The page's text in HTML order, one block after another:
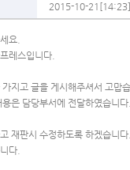
2015-10-21[14:23]
요.
레스입니다.
가지고 글을 게시해주셔서 고맙
용은 담당부서에 전달하였습니
재판시 수정하도록 하겠습니
다.